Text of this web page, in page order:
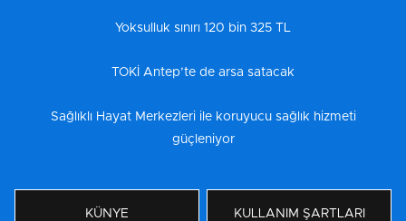
Yoksulluk sınırı 120 bin 325 TL
TOKİ Antep’te de arsa satacak
Sağlıklı Hayat Merkezleri ile koruyucu sağlık hizmeti
güçleniyor
KÜNYE KULLANIM ŞARTLARI